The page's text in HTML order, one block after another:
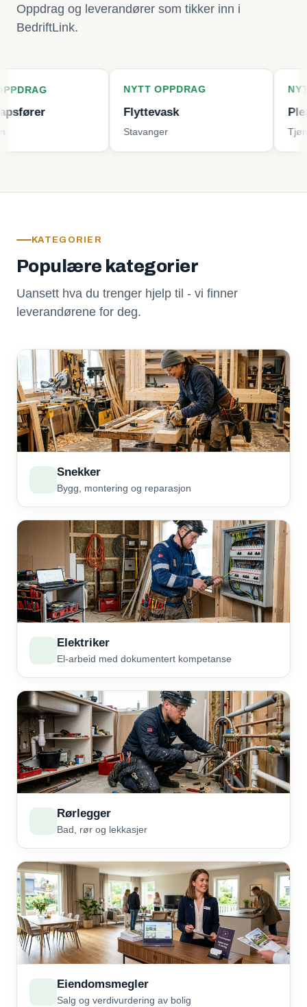
Oppdrag og leverandører som tikker inn i
BedriftLink.
NYTT OPPDRAG
Flyttevask
NYTT
KATEGORIER
Populære kategorier
Uansett hva du trenger hjelp til - vi finner
leverandørene for deg.
Snekker
Bygg, montering og reparasjon
Elektriker
El-arbeid med dokumentert kompetanse
Rørlegger
Bad, rør og lekkasjer
Eiendomsmegler
Salg og verdivurdering av bolig